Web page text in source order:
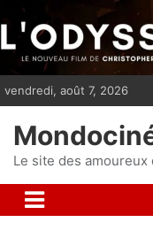
i
p
n
vendredi, août 7, 2026
Le site des